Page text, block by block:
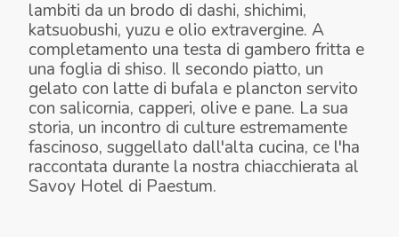
lambiti da un brodo di dashi, shichimi,
katsuobushi, yuzu e olio extravergine. A
completamento una testa di gambero fritta e
una foglia di shiso. Il secondo piatto, un
gelato con latte di bufala e plancton servito
con salicornia, capperi, olive e pane. La sua
storia, un incontro di culture estremamente
fascinoso, suggellato dall'alta cucina, ce l'ha
raccontata durante la nostra chiacchierata al
Savoy Hotel di Paestum.